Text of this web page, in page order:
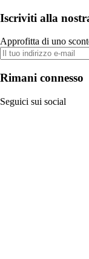
Iscriviti alla
Approfitta di uno
Rimani connesso
Seguici sui social